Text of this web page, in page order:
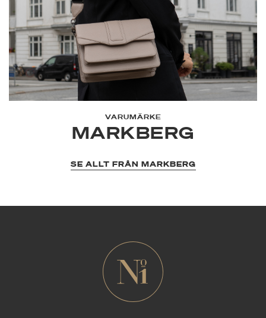
framöver.
VARUMÄRKE
MARKBERG
SE ALLT FRÅN MARKBERG